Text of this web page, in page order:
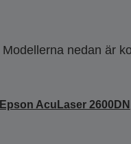
Modellerna nedan är
Epson AcuLaser 2600DN